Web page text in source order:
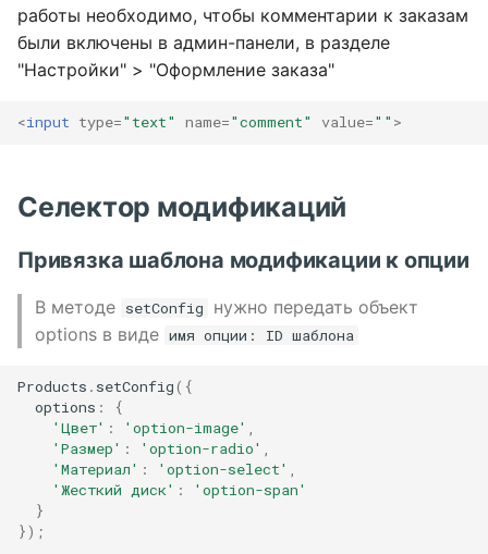
работы необходимо, чтобы комментарии к заказам
были включены в админ-панели, в разделе
"Настройки" > "Оформление заказа"
<input type="text" name="comment" value="" >
Селектор модификаций
Привязка шаблона модификации к опции
В методе setConfig
нужно передать объект
options в виде имя опции: ID шаблона
Products . setConfig({
options :
{
'Цвет' : 'option-image' ,
'Размер' : 'option-radio' ,
'Материал' : 'option-select' ,
'Жесткий диск' :
'option-span'
}
});